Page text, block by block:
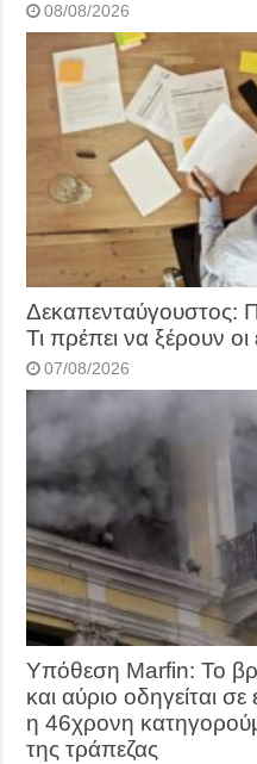
08/08/2026
Δεκαπενταύγουστος:
Τι πρέπει να ξέρουν οι
07/08/2026
Υπόθεση Marfin: Το
και αύριο οδηγείται
η 46χρονη
της τράπεζας